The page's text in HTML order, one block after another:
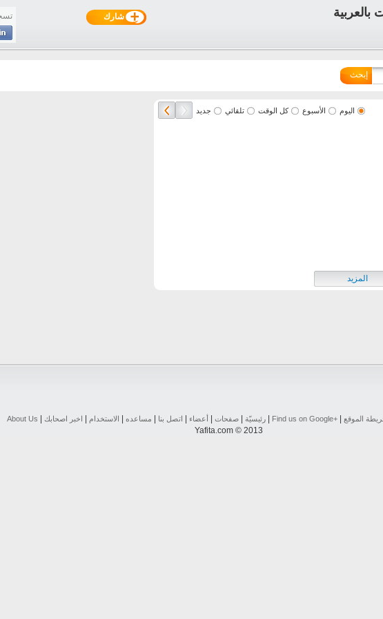
شارك
إبحث
اليوم الأسبوع كل الوقت تلقائي جديد
المزيد
الموقع Find us on ‪Google+‬‏ رئيسيّة صفحات أعضاء اتصل بنا مساعده الاستخدام اخبر اصحابك About Us
Yafita.com © 2013